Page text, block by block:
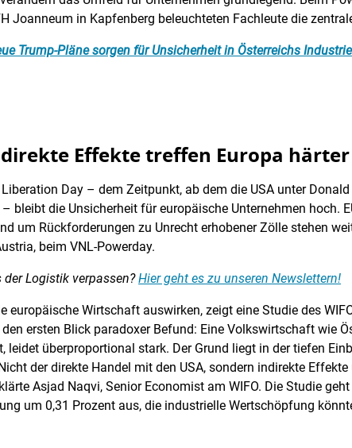
Joanneum in Kapfenberg beleuchteten Fachleute die
Trump-Pläne sorgen für Unsicherheit in Österreichs Industrie
Effekte treffen Europa
Day – dem Zeitpunkt, ab dem die USA unter
bleibt die Unsicherheit für europäische Unternehmen hoch.
um Rückforderungen zu Unrecht erhobener Zölle stehen
beim VNL-Powerday.
Logistik verpassen?Hier geht es zu unseren Newslettern!
europäische Wirtschaft auswirken, zeigt eine Studie des
ersten Blick paradoxer Befund: Eine Volkswirtschaft wie
leidet überproportional stark. Der Grund liegt in der tiefen
der direkte Handel mit den USA, sondern indirekte
Asjad Naqvi, Senior Economist am WIFO. Die Studie
um 0,31 Prozent aus, die industrielle Wertschöpfung